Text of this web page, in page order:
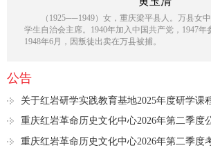
（1925──1949）女，重庆梁平县人。万县女中
学生自治会主席。1940年加入中国共产党，1947年
1948年6月，因叛徒出卖在万县被捕。
公告
关于红岩研学实践教育基地2025年度研学课